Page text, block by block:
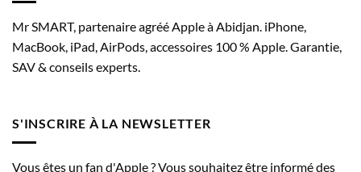
Haut‑parleur stéréo
Caméra:top
Micro:top
Bouton supérieur/
Caméra:back
Mr SMART, partenaire agréé Apple à Abidjan. iPhone,
MacBook, iPad, AirPods, accessoires 100 % Apple. Garantie,
SAV & conseils experts.
S'INSCRIRE À LA NEWSLETTER
Vous êtes un fan d'Apple ? Vous souhaitez être informé des